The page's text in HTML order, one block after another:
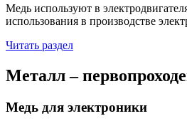
Медь используют в
использования в производстве
Читать раздел
Металл –
Медь для электроники